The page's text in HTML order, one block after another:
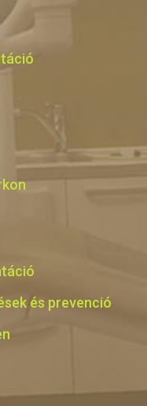
és prevenció